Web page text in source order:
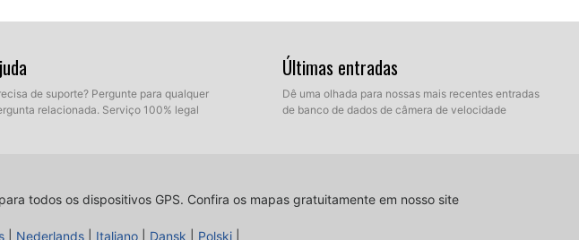
do sistema"
no qual os dados são armazenados.
de suporte? Pergunte para qualquer
relacionada. Serviço 100% legal
Últimas entradas
Dê uma olhada para nossas mais recentes entradas
de banco de dados de câmera de velocidade
todos os dispositivos GPS. Confira os mapas gratuitamente em nosso site
Nederlands Italiano Dansk Polski